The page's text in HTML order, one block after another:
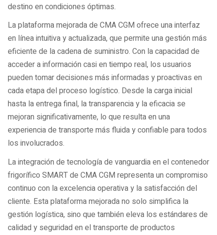
destino en condiciones óptimas.
La plataforma mejorada de CMA CGM ofrece una interfaz
en línea intuitiva y actualizada, que permite una gestión más
eficiente de la cadena de suministro. Con la capacidad de
acceder a información casi en tiempo real, los usuarios
pueden tomar decisiones más informadas y proactivas en
cada etapa del proceso logístico. Desde la carga inicial
hasta la entrega final, la transparencia y la eficacia se
mejoran significativamente, lo que resulta en una
experiencia de transporte más fluida y confiable para todos
los involucrados.
La integración de tecnología de vanguardia en el contenedor
frigorífico SMART de CMA CGM representa un compromiso
continuo con la excelencia operativa y la satisfacción del
cliente. Esta plataforma mejorada no solo simplifica la
gestión logística, sino que también eleva los estándares de
calidad y seguridad en el transporte de productos